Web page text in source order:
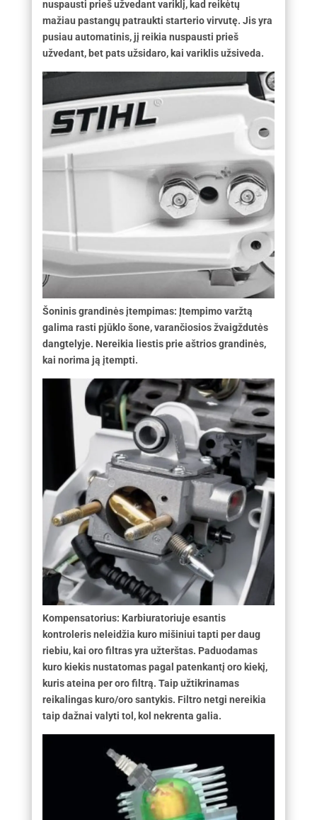
nuspausti prieš užvedant variklį, kad reikėtų
mažiau pastangų patraukti starterio virvutę. Jis yra
pusiau automatinis, jį reikia nuspausti prieš
užvedant, bet pats užsidaro, kai variklis užsiveda.
Šoninis grandinės įtempimas: Įtempimo varžtą
galima rasti pjūklo šone, varančiosios žvaigždutės
dangtelyje. Nereikia liestis prie aštrios grandinės,
kai norima ją įtempti.
Kompensatorius: Karbiuratoriuje esantis
kontroleris neleidžia kuro mišiniui tapti per daug
riebiu, kai oro filtras yra užterštas. Paduodamas
kuro kiekis nustatomas pagal patenkantį oro kiekį,
kuris ateina per oro filtrą. Taip užtikrinamas
reikalingas kuro/oro santykis. Filtro netgi nereikia
taip dažnai valyti tol, kol nekrenta galia.